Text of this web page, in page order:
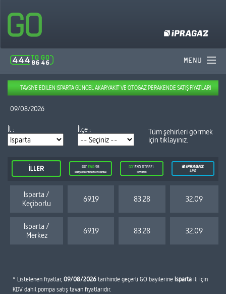
MENU
TAVSİYE EDİLEN ISPARTA GÜNCEL AKARYAKIT VE OTOGAZ PERAKENDE SATIŞ FİYATLARI
09/08/2026
İl : İlçe : Tüm şehirleri görmek
için tıklayınız.
Isparta /
Keçiborlu
69.19 83.28 32.09
Isparta /
Merkez
69.19 83.28 32.09
* Listelenen fiyatlar,09/08/2026tarihinde geçerli GO bayilerineIsparta ili için
KDV dahil pompa satış tavan fiyatlarıdır.